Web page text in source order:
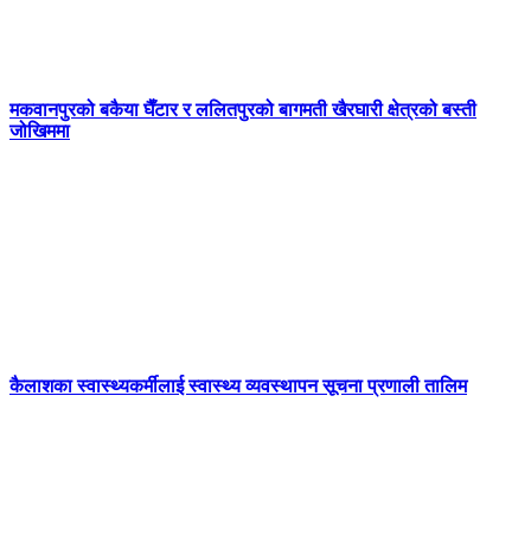
मकवानपुरको बकैया घैँटार र ललितपुरको बागमती खैरघारी क्षेत्रको बस्ती
जोखिममा
कैलाशका स्वास्थ्यकर्मीलाई स्वास्थ्य व्यवस्थापन सूचना प्रणाली तालिम